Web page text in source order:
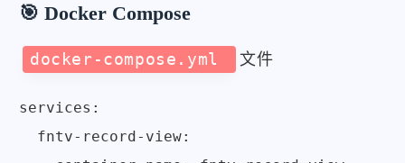
🎯 Docker Compose
docker-compose.yml 文件
services:
  fntv-record-view: